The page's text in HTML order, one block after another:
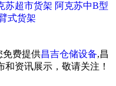
苏超市货架 阿克苏中B型
式货架
免费提供昌吉仓储设备,昌
资讯展示，敬请关注！